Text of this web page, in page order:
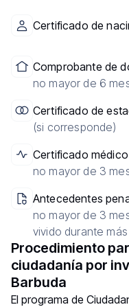
Certificado de
Comprobante de
no mayor de 6
Certificado de
(si corresponde)
Certificado médico
no mayor de 3
Antecedentes
no mayor de 3
vivido durante
Procedimiento
ciudadanía por
Barbuda
El programa de